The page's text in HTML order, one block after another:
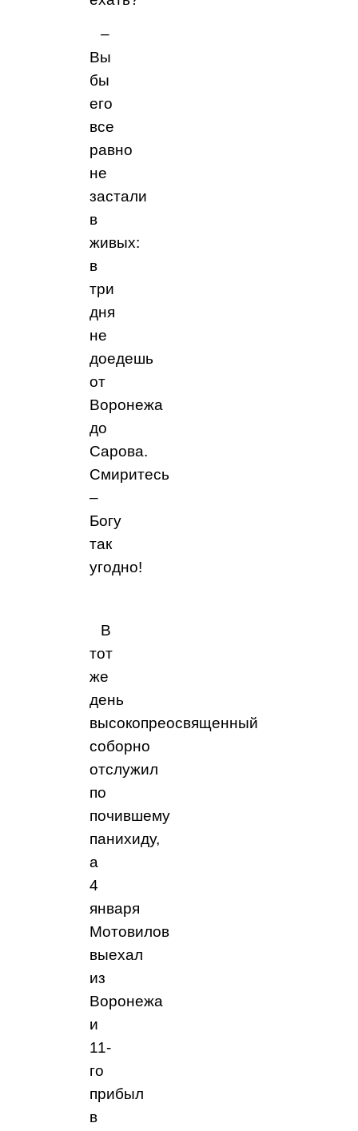
–
Вы
бы
его
все
равно
не
застали
в
живых:
в
три
дня
не
доедешь
от
Воронежа
до
Сарова.
Смиритесь
–
Богу
так
угодно!
В
тот
же
день
высокопреосвященный
соборно
отслужил
по
почившему
панихиду,
а
4
января
Мотовилов
выехал
из
Воронежа
и
11-
го
прибыл
в